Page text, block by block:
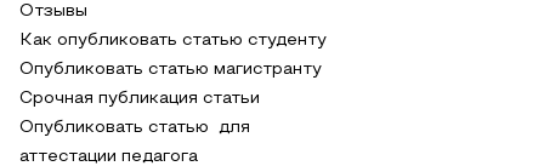
Отзывы
Как опубликовать статью студенту
Опубликовать статью магистранту
Срочная публикация статьи
Опубликовать статью для
аттестации педагога